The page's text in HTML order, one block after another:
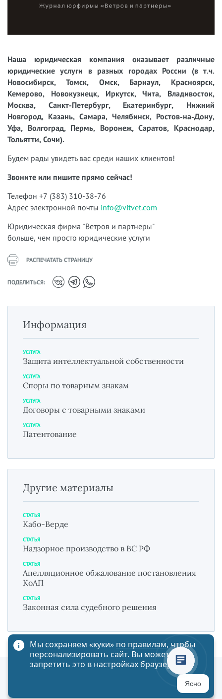
Наша юридическая компания оказывает различные
юридические услуги в разных городах России (в т.ч.
Новосибирск, Томск, Омск, Барнаул, Красноярск,
Кемерово, Новокузнецк, Иркутск, Чита, Владивосток,
Москва, Санкт-Петербург, Екатеринбург, Нижний
Новгород, Казань, Самара, Челябинск, Ростов-на-Дону,
Уфа, Волгоград, Пермь, Воронеж, Саратов, Краснодар,
Тольятти, Сочи).
Будем рады увидеть вас среди наших клиентов!
Звоните или пишите прямо сейчас!
Телефон +7 (383) 310-38-76
Адрес электронной почты info@vitvet.com
Юридическая фирма "Ветров и партнеры"
больше, чем просто юридические услуги
РАСПЕЧАТАТЬ СТРАНИЦУ
ПОДЕЛИТЬСЯ:
Информация
УСЛУГА
Защита интеллектуальной собственности
УСЛУГА
Споры по товарным знакам
УСЛУГА
Договоры с товарными знаками
УСЛУГА
Патентование
Другие материалы
СТАТЬЯ
Кабо-Верде
СТАТЬЯ
Надзорное производство в ВС РФ
СТАТЬЯ
Апелляционное обжалование постановления
КоАП
СТАТЬЯ
Законная сила судебного решения
Политика обработки персональных данных
Мы сохраняем «куки» по правилам, чтобы
персонализировать сайт. Вы можете
запретить это в настройках браузера
Ясно